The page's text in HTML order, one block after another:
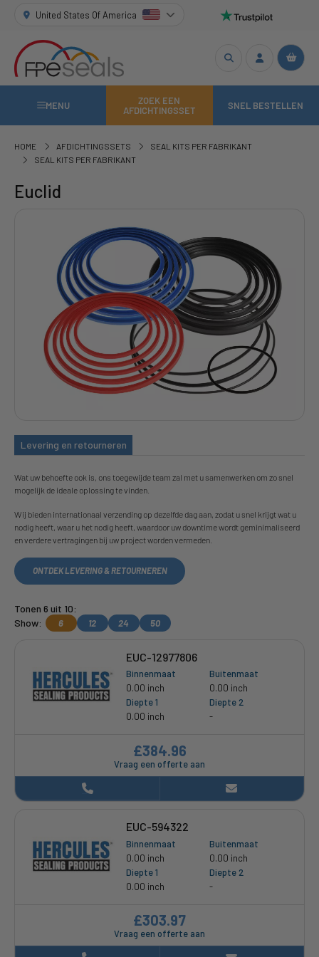
United States Of America
MENU
ZOEK EEN
AFDICHTINGSSET
SNEL BESTELLEN
HOME AFDICHTINGSSETS
SEAL KITS PER FABRIKANT
SEAL KITS PER FABRIKANT
Euclid
Levering en retourneren
Wat uw behoefte ook is, ons toegewijde team zal met u samenwerken om zo snel
mogelijk de ideale oplossing te vinden.
Wij bieden internationaal verzending op dezelfde dag aan, zodat u snel krijgt wat u
nodig heeft, waar u het nodig heeft, waardoor uw downtime wordt geminimaliseerd
en verdere vertragingen bij uw project worden vermeden.
ONTDEK LEVERING & RETOURNEREN
Tonen 6 uit 10:
Show:
6 12 24 50
EUC-12977806
Binnenmaat
0.00 inch
Buitenmaat
0.00 inch
Diepte 1
0.00 inch
Diepte 2
-
Vraag een offerte aan
£384.96
EUC-594322
Binnenmaat
0.00 inch
Buitenmaat
0.00 inch
Diepte 1
0.00 inch
Diepte 2
-
Vraag een offerte aan
£303.97